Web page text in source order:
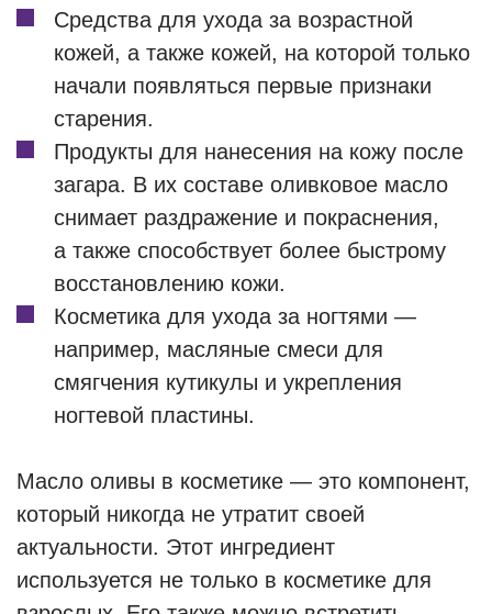
Средства для ухода за возрастной
кожей, а также кожей, на которой только
начали появляться первые признаки
старения.
Продукты для нанесения на кожу после
загара. В их составе оливковое масло
снимает раздражение и покраснения,
а также способствует более быстрому
восстановлению кожи.
Косметика для ухода за ногтями —
например, масляные смеси для
смягчения кутикулы и укрепления
ногтевой пластины.
Масло оливы в косметике — это компонент,
который никогда не утратит своей
актуальности. Этот ингредиент
используется не только в косметике для